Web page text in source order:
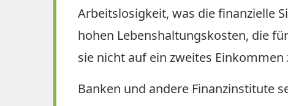
Arbeitslosigkeit, was die finanzielle
hohen Lebenshaltungskosten, die
sie nicht auf ein zweites
Banken und andere Finanzinstitute